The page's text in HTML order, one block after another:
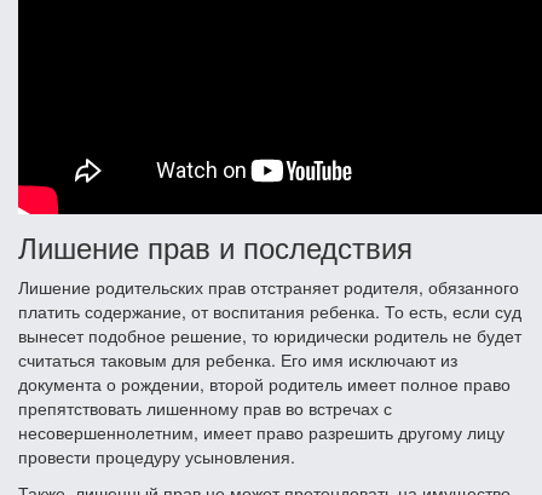
Лишение прав и последствия
Лишение родительских прав отстраняет родителя, обязанного
платить содержание, от воспитания ребенка. То есть, если суд
вынесет подобное решение, то юридически родитель не будет
считаться таковым для ребенка. Его имя исключают из
документа о рождении, второй родитель имеет полное право
препятствовать лишенному прав во встречах с
несовершеннолетним, имеет право разрешить другому лицу
провести процедуру усыновления.